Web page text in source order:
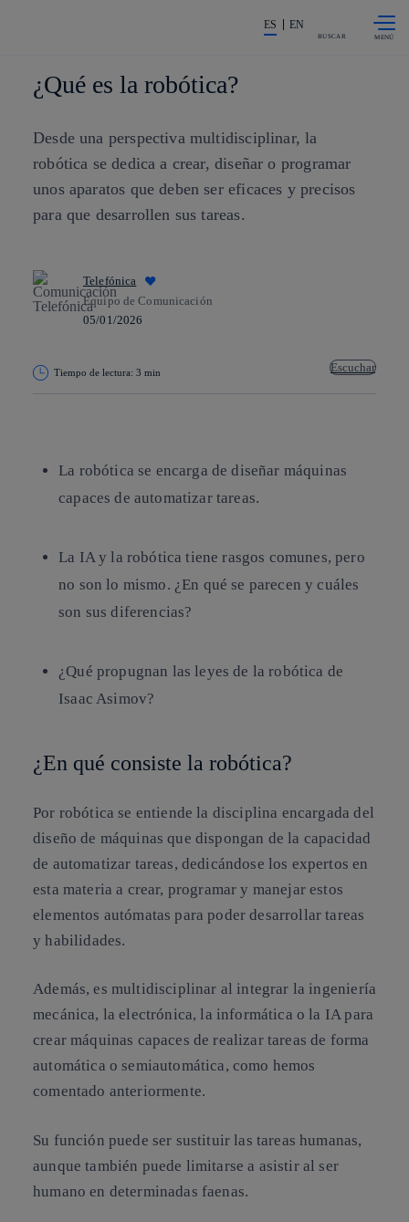
La acción en accionistas e
ES EN
BUSCAR
¿Qué es la robótica?
Desde una perspectiva multidisciplinar, la
robótica se dedica a crear, diseñar o programar
unos aparatos que deben ser eficaces y precisos
para que desarrollen sus tareas.
Telefónica
Equipo de Comunicación
05/01/2026
Tiempo de lectura: 3 min Escuchar
La robótica se encarga de diseñar máquinas
capaces de automatizar tareas.
La IA y la robótica tiene rasgos comunes, pero
no son lo mismo. ¿En qué se parecen y cuáles
son sus diferencias?
¿Qué propugnan las leyes de la robótica de
Isaac Asimov?
¿En qué consiste la robótica?
Por robótica se entiende la disciplina encargada del
diseño de máquinas que dispongan de la capacidad
de automatizar tareas, dedicándose los expertos en
esta materia a crear, programar y manejar estos
elementos autómatas para poder desarrollar tareas
y habilidades.
Además, es multidisciplinar al integrar la ingeniería
mecánica, la electrónica, la informática o la IA para
crear máquinas capaces de realizar tareas de forma
automática o semiautomática, como hemos
comentado anteriormente.
Su función puede ser sustituir las tareas humanas,
aunque también puede limitarse a asistir al ser
humano en determinadas faenas.